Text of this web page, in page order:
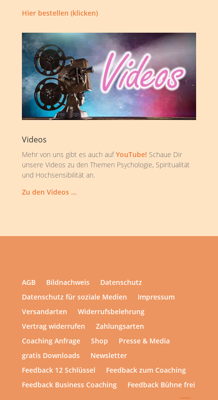
Hier bestellen (klicken)
Videos
Mehr von uns gibt es auch aufYouTube! Schaue Dir
unsere Videos zu den Themen Psychologie, Spiritualität
und Hochsensibilität an.
Zu den Videos …
AGB Bildnachweis
Datenschutz
Datenschutz für soziale Medien
Impressum
Versandarten
Widerrufsbelehrung
Vertrag widerrufen
Zahlungsarten
Coaching Anfrage
Shop
Presse & Media
gratis Downloads
Newsletter
Feedback 12 Schlüssel
Feedback zum Coaching
Feedback Business Coaching
Feedback Bühne frei